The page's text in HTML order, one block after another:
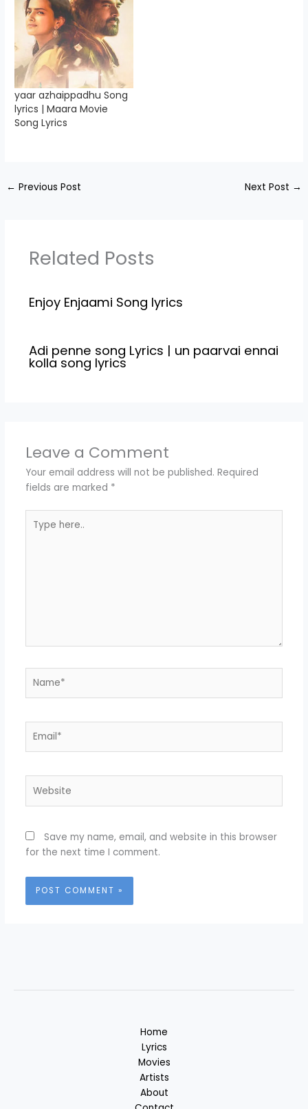
Song Lyrics is penned
down by "Kushal
Gowda",Starring Daali
Dhananjaya, Aditi
Prabhudeva, Praanya P
Rao, Yash shetty,
Prakash Belawadi,
Bhavana Ramanna,
Nandagopal,…
yaar azhaippadhu Song
lyrics | Maara Movie
Song Lyrics
← Previous Post Next Post →
Related Posts
Enjoy Enjaami Song lyrics
Adi penne song Lyrics | un paarvai ennai
kolla song lyrics
Leave a Comment
Your email address will not be published. Required
fields are marked *
here..
Save my name, email, and website in this browser
for the next time I comment.
Home
Lyrics
Movies
Artists
About